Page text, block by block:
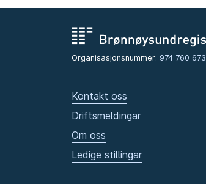
Organisasjonsnummer: 974 760 673
Kontakt oss
Driftsmeldingar
Om oss
Ledige stillingar